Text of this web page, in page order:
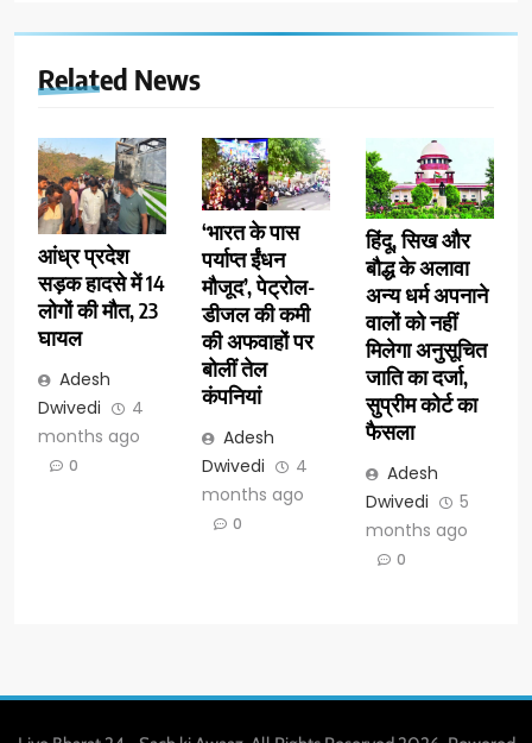
Related News
आंध्र प्रदेश
सड़क हादसे में 14
लोगों की मौत, 23
घायल
Adesh
Dwivedi
4
months ago
0
‘भारत के पास
पर्याप्त ईंधन
मौजूद’, पेट्रोल-
डीजल की कमी
की अफवाहों पर
बोलीं तेल
कंपनियां
Adesh
Dwivedi
4
months ago
0
हिंदू, सिख और
बौद्ध के अलावा
अन्य धर्म अपनाने
वालों को नहीं
मिलेगा अनुसूचित
जाति का दर्जा,
सुप्रीम कोर्ट का
फैसला
Adesh
Dwivedi
5
months ago
0